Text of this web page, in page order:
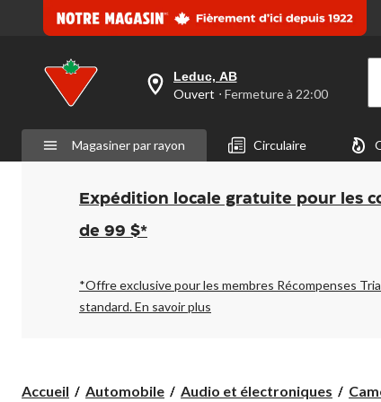
votre
est
Leduc,
AB,
Ouvert,
Fermeture
à
pour
changer
Leduc, AB
Ouvert ⋅ Fermeture à 22:00
Magasiner par rayon Circulaire
Expédition locale gratuite pour les
de 99 $*
*Offre exclusive pour les membres Récompenses
standard.En savoir plus
Accueil Automobile Audio et électroniques